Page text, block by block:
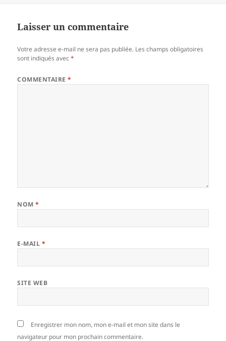
Laisser un commentaire
Votre adresse e-mail ne sera pas publiée. Les champs obligatoires
sont indiqués avec*
COMMENTAIRE*
NOM*
E-MAIL *
SITE WEB
Enregistrer mon nom, mon e-mail et mon site dans le
navigateur pour mon prochain commentaire.